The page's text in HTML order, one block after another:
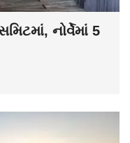
નોર્વેમાં 5